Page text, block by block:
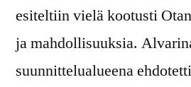
esiteltiin vielä kootusti
ja mahdollisuuksia.
suunnittelualueena